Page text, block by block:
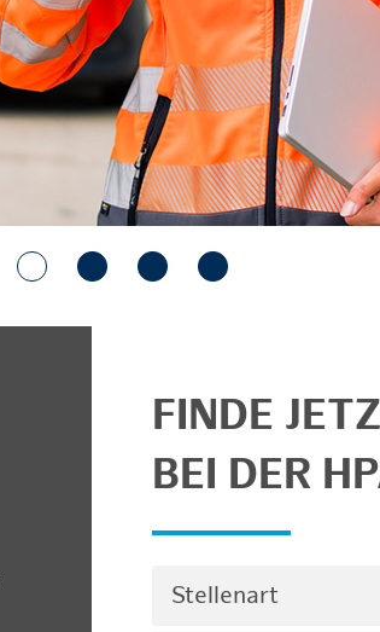
FINDE
BEI DER
Stellenart